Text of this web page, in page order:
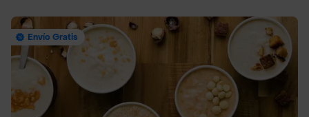
Envío Gratis